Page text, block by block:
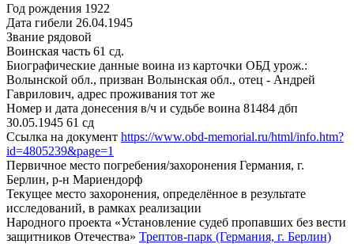
Год рождения 1922
Дата гибели 26.04.1945
Звание рядовой
Воинская часть 61 сд.
Биографические данные воина из карточки ОБД урож.:
Волынской обл., призван Волынская обл., отец - Андрей
Гаврилович, адрес проживания тот же
Номер и дата донесения в/ч и судьбе воина 81484 дбп
30.05.1945 61 сд
Ссылка на документ https://www.obd-memorial.ru/html/info.htm?
id=4805239&page=1
Первичное место погребения/захоронения Германия, г.
Берлин, р-н Мариендорф
Текущее место захоронения, определённое в результате
исследований, в рамках реализации
Народного проекта «Установление судеб пропавших без вести
защитников Отечества» Трептов-парк (Германия, г. Берлин)